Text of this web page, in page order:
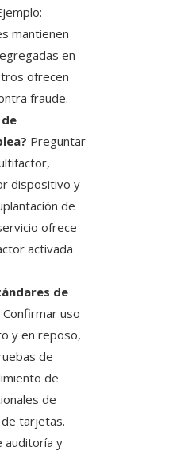
mantienen
en
ofrecen
fraude.
Preguntar
dispositivo y
de
ofrece
activada
de
Confirmar uso
y en reposo,
de
de
de
tarjetas.
auditoría y